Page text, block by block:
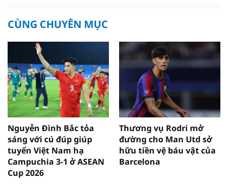
CÙNG CHUYÊN MỤC
Nguyễn Đình Bắc tỏa
sáng với cú đúp giúp
tuyển Việt Nam hạ
Campuchia 3-1 ở ASEAN
Cup 2026
Thương vụ Rodri mở
đường cho Man Utd sở
hữu tiền vệ báu vật của
Barcelona